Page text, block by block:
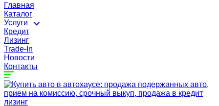
Главная
Каталог
Услуги
Кредит
Лизинг
Trade-In
Новости
Контакты